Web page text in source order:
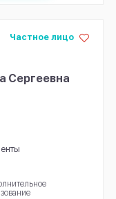
Сергеевна
Частное лицо